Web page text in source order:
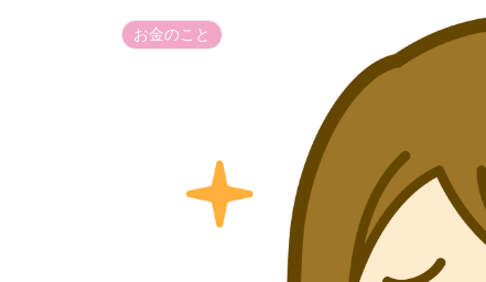
お金のこと